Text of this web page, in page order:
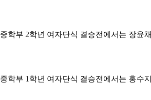
중학부 2학년 여자단식 결승전에서는 장윤채
중학부 1 학년 여자단식 결승전에서는 홍수지